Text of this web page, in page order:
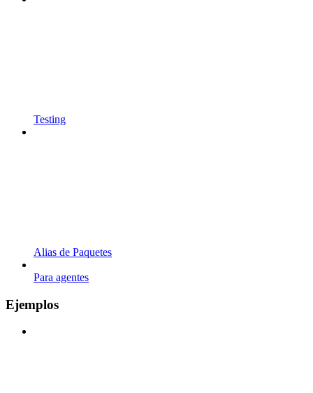
Testing
Alias de Paquetes
Para agentes
Ejemplos